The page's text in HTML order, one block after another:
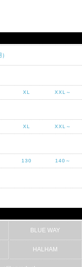
XL XXL～
XL XXL～
130 140～
BLUE WAY
HALHAM